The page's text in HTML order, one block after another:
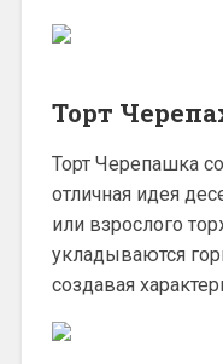
Торт
Торт Черепашка
отличная идея
или взрослого
укладываются
создавая